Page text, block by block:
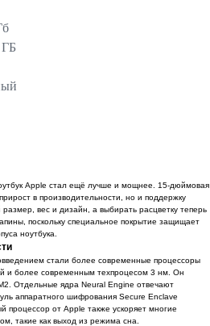
ГБ
Apple cтал ещё лучше и мощнее. 15-дюймовая
в производительности, но и поддержку
вес и дизайн, а выбирать расцветку теперь
поскольку специальное покрытие защищает
ноутбука.
стали более современные процессоры
и более современным техпроцесом 3 нм. Он
Отдельные ядра Neural Engine отвечают
аппаратного шифрования Secure Enclave
процессор от Apple также ускоряет многие
такие как выход из режима сна.